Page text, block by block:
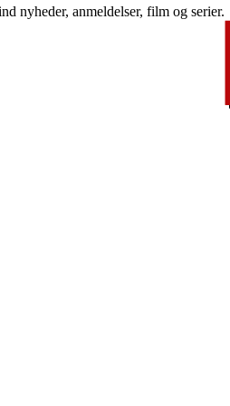
nyheder, anmeldelser, film og serier.